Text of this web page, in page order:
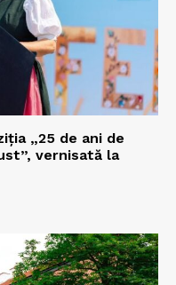
„25 de ani de
vernisată la